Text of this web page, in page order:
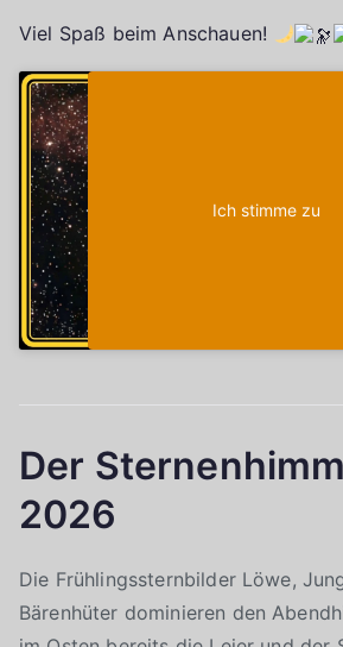
Viel Spaß beim Anschauen!
Ich stimme zu
Der
2026
Die Frühlingssternbilder Löwe,
Bärenhüter dominieren den